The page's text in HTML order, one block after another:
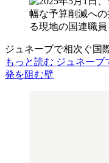
ジュネーブで相次ぐ
もっと読む ジュネー
発を阻む壁